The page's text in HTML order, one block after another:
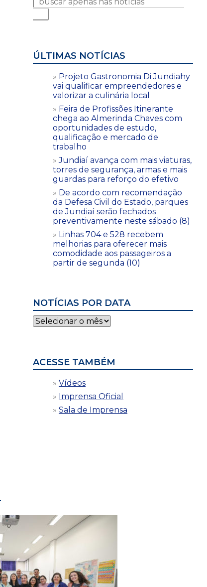
ÚLTIMAS NOTÍCIAS
Projeto Gastronomia Di Jundiahy
vai qualificar empreendedores e
valorizar a culinária local
Feira de Profissões Itinerante
chega ao Almerinda Chaves com
oportunidades de estudo,
qualificação e mercado de
trabalho
Jundiaí avança com mais viaturas,
torres de segurança, armas e mais
guardas para reforço do efetivo
De acordo com recomendação
da Defesa Civil do Estado, parques
de Jundiaí serão fechados
preventivamente neste sábado (8)
Linhas 704 e 528 recebem
melhorias para oferecer mais
comodidade aos passageiros a
partir de segunda (10)
NOTÍCIAS POR DATA
Notícias
por
ACESSE TAMBÉM
Vídeos
Imprensa Oficial
Sala de Imprensa